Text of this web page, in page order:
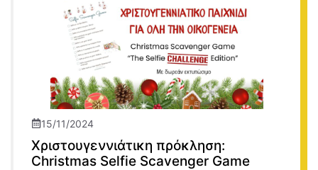
15/11/2024
Χριστουγεννιάτικη πρόκληση:
Christmas Selfie Scavenger Game